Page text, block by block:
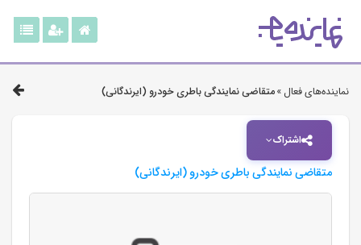
نماینده‌های فعال »متقاضی نمایندگی باطری خودرو (ایرندگانی)
اشتراک
متقاضی نمایندگی باطری خودرو (ایرندگانی)